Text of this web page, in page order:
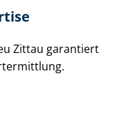
Zittau garantiert